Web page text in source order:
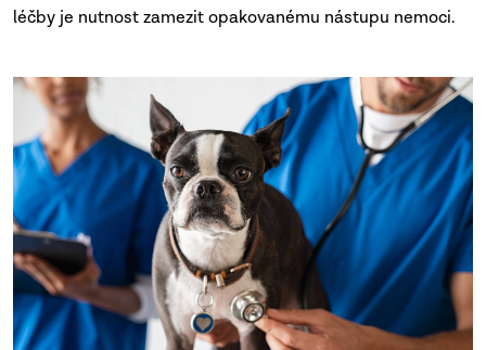
léčby je nutnost zamezit opakovanému nástupu nemoci.